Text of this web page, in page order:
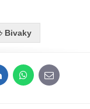
Bivaky
WhatsApp
E-
mail